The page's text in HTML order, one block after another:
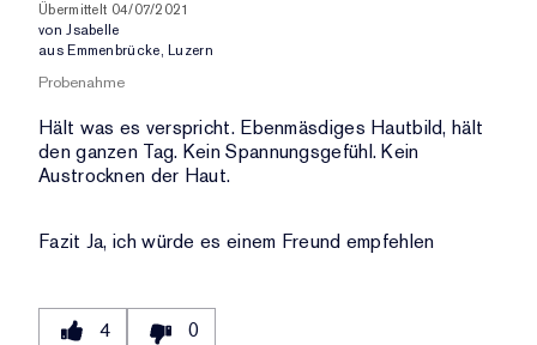
Übermittelt 04/07/2021
von Jsabelle
aus Emmenbrücke, Luzern
Probenahme
Hält was es verspricht. Ebenmäsdiges Hautbild, hält
den ganzen Tag. Kein Spannungsgefühl. Kein
Austrocknen der Haut.
Fazit Ja, ich würde es einem Freund empfehlen
4 0